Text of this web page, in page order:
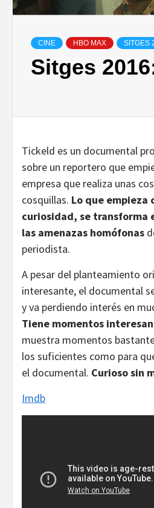
CINE HBO MAX SITGES
Sitges
Tickeld es un documental
sobre un reportero que
empresa que realiza unas
cosquillas. Lo que empieza
curiosidad, se transforma
las amenazas homófonas
periodista.
A pesar del planteamiento
interesante, el documental
y va perdiendo interés en
Tiene momentos
muestra momentos
los suficientes como para
el documental. Curioso sin
Imdb